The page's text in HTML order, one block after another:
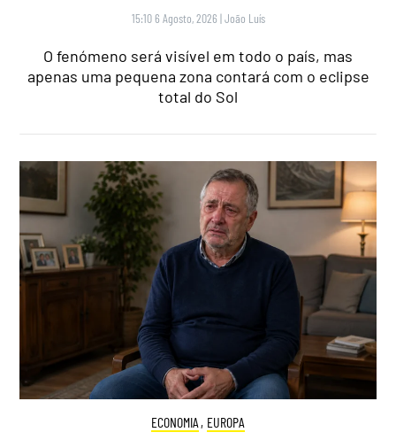
15:10 6 Agosto, 2026 |João Luís
O fenómeno será visível em todo o país, mas
apenas uma pequena zona contará com o eclipse
total do Sol
ECONOMIA , EUROPA